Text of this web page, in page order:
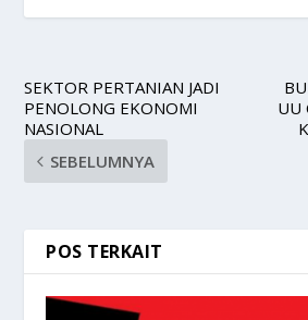
SEKTOR PERTANIAN JADI
PENOLONG EKONOMI
NASIONAL
SEBELUMNYA
UU
POS TERKAIT